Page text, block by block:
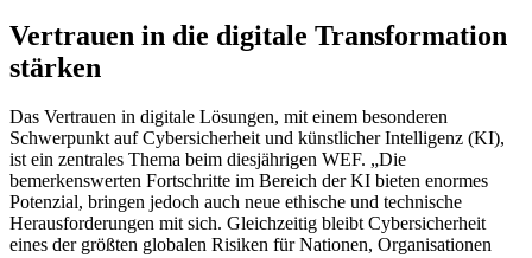
Vertrauen in die digitale Transformation
stärken
Das Vertrauen in digitale Lösungen, mit einem besonderen
Schwerpunkt auf Cybersicherheit und künstlicher Intelligenz (KI),
ist ein zentrales Thema beim diesjährigen WEF. „Die
bemerkenswerten Fortschritte im Bereich der KI bieten enormes
Potenzial, bringen jedoch auch neue ethische und technische
Herausforderungen mit sich. Gleichzeitig bleibt Cybersicherheit
eines der größten globalen Risiken für Nationen, Organisationen